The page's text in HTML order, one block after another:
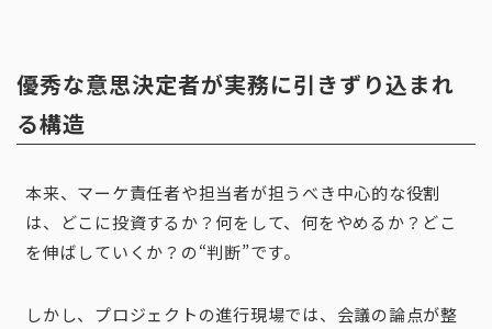
優秀な意思決定者が実務に引きずり込まれ
る構造
本来、マーケ責任者や担当者が担うべき中心的な役割
は、どこに投資するか？何をして、何をやめるか？どこ
を伸ばしていくか？の“判断”です。
しかし、プロジェクトの進行現場では、会議の論点が整